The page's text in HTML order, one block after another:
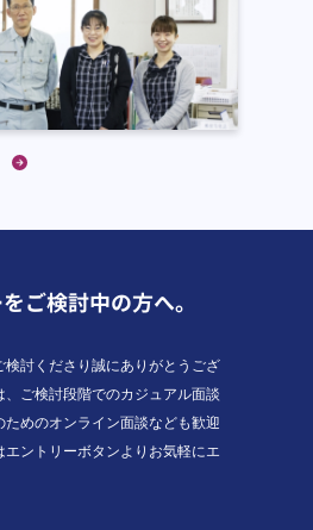
ご検討中の方へ。
検討くださり誠にありがとうござ
、ご検討段階でのカジュアル面談
めのオンライン面談なども歓迎
エントリーボタンよりお気軽にエ